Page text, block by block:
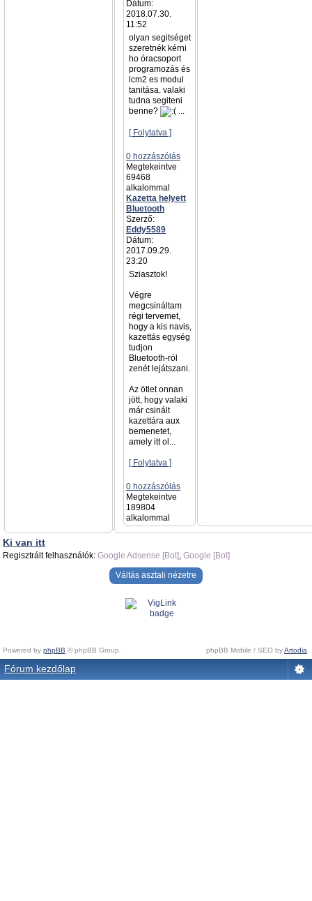
Dátum:
2018.07.30.
11:52
olyan segitséget
szeretnék kérni
ho óracsoport
programozás és
lcm2 es modul
tanitása. valaki
tudna segiteni
benne?
...
[ Folytatva ]
0 hozzászólás
Megtekeintve
69468
alkalommal
Kazetta helyett
Bluetooth
Szerző:
Eddy5589
Dátum:
2017.09.29.
23:20
Sziasztok!
Végre
megcsináltam
régi tervemet,
hogy a kis navis,
kazettás egység
tudjon
Bluetooth-ról
zenét lejátszani.
Az ötlet onnan
jött, hogy valaki
már csinált
kazettára aux
bemenetet,
amely itt ol...
[ Folytatva ]
0 hozzászólás
Megtekeintve
189804
alkalommal
Ki van itt
Regisztrált felhasználók: Google Adsense [Bot], Google [Bot]
Váltás asztali nézetre
Powered by phpBB © phpBB Group. phpBB Mobile / SEO byArtodia.
Fórum kezdőlap